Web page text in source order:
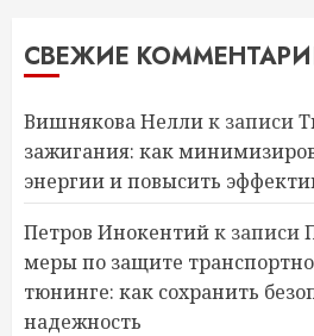
СВЕЖИЕ
Вишнякова Неллик записи
зажигания: как
энергии и повысить
Петров Инокентийк записи
меры по защите
тюнинге: как сохранить
надежность